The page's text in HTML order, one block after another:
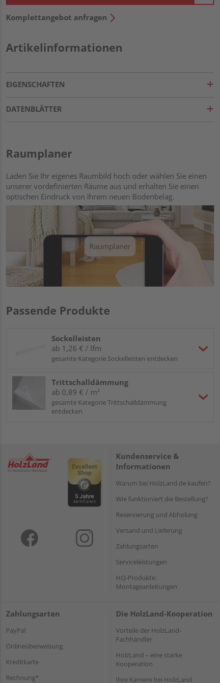
Komplettangebot anfragen
Artikelinformationen
EIGENSCHAFTEN
DATENBLÄTTER
Raumplaner
Laden Sie Ihr eigenes Raumbild hoch oder wählen Sie einen
unserer vordefinierten Räume aus und erhalten Sie einen
optischen Eindruck von Ihrem neuen Bodenbelag.
Raumplaner
Passende Produkte
Sockelleisten
ab 1,26 € / lfm
gesamte Kategorie Sockelleisten entdecken
Trittschalldämmung
ab 0,89 € / m²
gesamte Kategorie Trittschalldämmung
entdecken
Kundenservice &
Informationen
Warum bei HolzLand.de kaufen?
Wie funktioniert die Bestellung?
Reservierung und Abholung
Versand und Lieferung
Zahlungsarten
Serviceleistungen
HQ-Produkte:
Montageanleitungen
Zahlungsarten
PayPal
Onlineüberweisung
Kreditkarte
Rechnung*
Die HolzLand-Kooperation
Vorteile der HolzLand-
Fachhändler
HolzLand – eine starke
Kooperation
Ihre Karriere bei HolzLand